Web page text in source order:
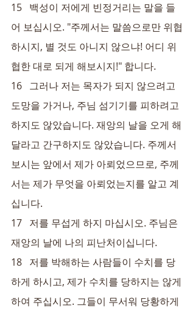
15   백성이 저에게 빈정거리는 말을 들
어 보십시오. "주께서는 말씀으로만 위협
하시지, 별 것도 아니지 않으냐! 어디 위
협한 대로 되게 해보시지!" 합니다.
16   그러나 저는 목자가 되지 않으려고
도망을 가거나, 주님 섬기기를 피하려고
하지도 않았습니다. 재앙의 날을 오게 해
달라고 간구하지도 않았습니다. 주께서
보시는 앞에서 제가 아뢰었으므로, 주께
서는 제가 무엇을 아뢰었는지를 알고 계
십니다.
17   저를 무섭게 하지 마십시오. 주님은
재앙의 날에 나의 피난처이십니다.
18   저를 박해하는 사람들이 수치를 당
하게 하시고, 제가 수치를 당하지는 않게
하여 주십시오. 그들이 무서워 당황하게